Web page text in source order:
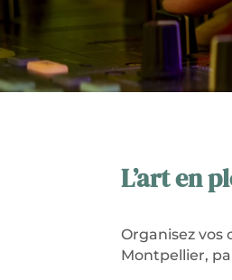
L’art en
Organisez
Montpellier,